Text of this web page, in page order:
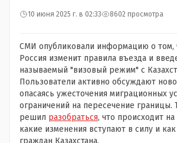
10 июня 2025 г. в 02:33 8602 просмотра
СМИ опубликовали информацию о том,
Россия изменит правила въезда и
называемый "визовый режим" с
Пользователи активно обсуждают
опасаясь ужесточения миграционных
ограничений на пересечение границы.
решил разобраться, что происходит
какие изменения вступают в силу и
граждан Казахстана.